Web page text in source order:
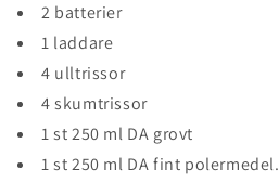
2 batterier
1 laddare
4 ulltrissor
4 skumtrissor
1 st 250 ml DA grovt
1 st 250 ml DA fint polermedel.